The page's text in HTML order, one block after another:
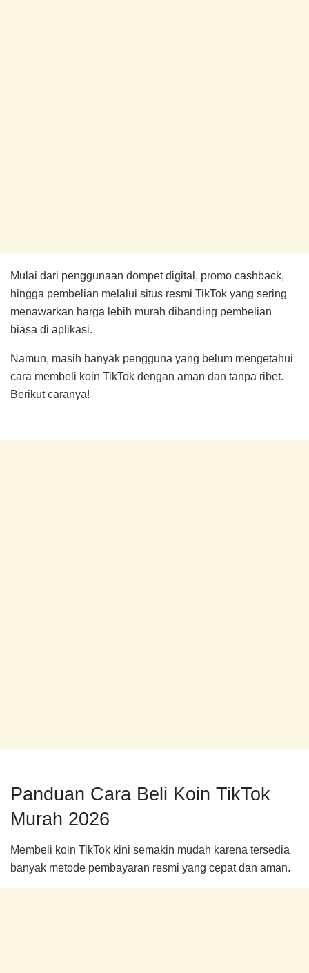
Mulai dari penggunaan dompet digital, promo cashback,
hingga pembelian melalui situs resmi TikTok yang sering
menawarkan harga lebih murah dibanding pembelian
biasa di aplikasi.
Namun, masih banyak pengguna yang belum mengetahui
cara membeli koin TikTok dengan aman dan tanpa ribet.
Berikut caranya!
Panduan Cara Beli Koin TikTok
Murah 2026
Membeli koin TikTok kini semakin mudah karena tersedia
banyak metode pembayaran resmi yang cepat dan aman.